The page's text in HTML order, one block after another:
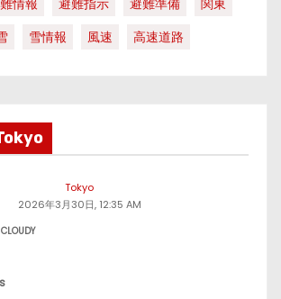
雪情報 風速 高速道路
Tokyo
2026年3月30日, 12:35 AM